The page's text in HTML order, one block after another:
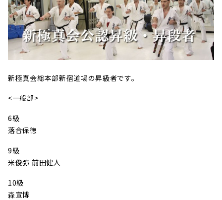
新極真会総本部新宿道場の昇級者です。
<一般部>
6級
落合保徳
9級
米俊弥 前田健人
10級
森宣博